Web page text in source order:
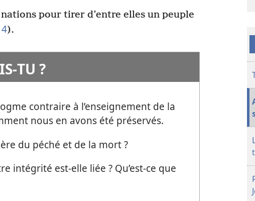
nations pour tirer d’entre elles un peuple
).
TU ?
contraire à l’enseignement de la
nous en avons été préservés.
du péché et de la mort ?
intégrité est-elle liée ? Qu’est-ce que